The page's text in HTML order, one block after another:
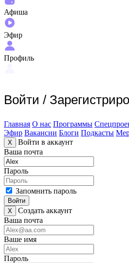
Афиша
Эфир
Профиль
Войти /
Главная О нас Программы
Эфир Вакансии Блоги Подкасты
X
Войти в аккаунт
Ваша почта
Пароль
Запомнить пароль
Войти
X
Создать аккаунт
Ваша почта
Ваше имя
Пароль